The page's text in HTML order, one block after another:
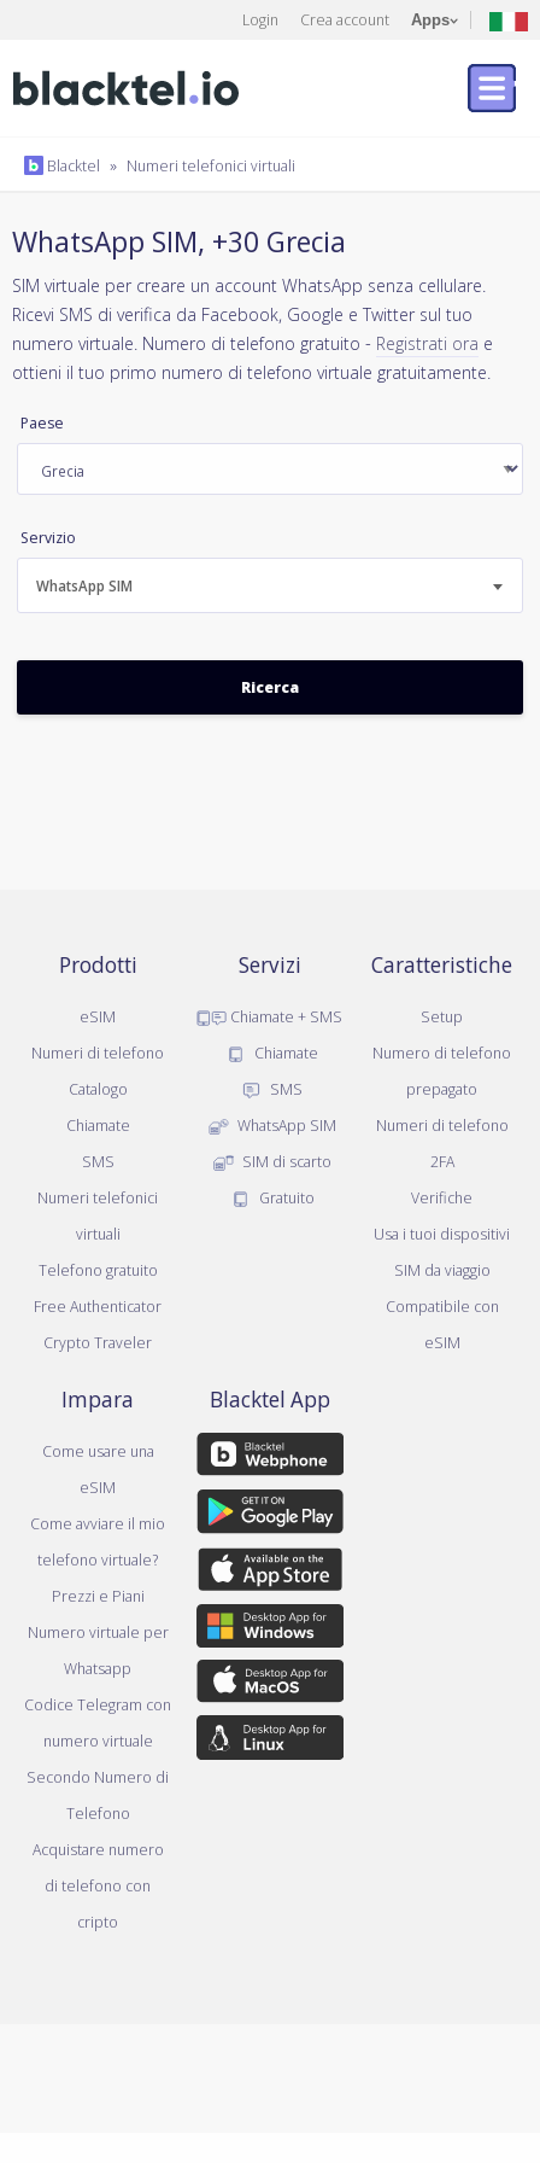
Login Crea account Apps
Blacktel » Numeri telefonici virtuali
WhatsApp SIM, +30 Grecia
SIM virtuale per creare un account WhatsApp senza cellulare.
Ricevi SMS di verifica da Facebook, Google e Twitter sul tuo
numero virtuale. Numero di telefono gratuito - Registrati ora e
ottieni il tuo primo numero di telefono virtuale gratuitamente.
Paese
Servizio
WhatsApp SIM
Prodotti
eSIM
Numeri di telefono
Catalogo
Chiamate
SMS
Numeri telefonici
virtuali
Telefono gratuito
Free Authenticator
Crypto Traveler
Servizi
Chiamate + SMS
Chiamate
SMS
WhatsApp SIM
SIM di scarto
Gratuito
Caratteristiche
Setup
Numero di telefono
prepagato
Numeri di telefono
2FA
Verifiche
Usa i tuoi dispositivi
SIM da viaggio
Compatibile con
eSIM
Impara
Come usare una
eSIM
Come avviare il mio
telefono virtuale?
Prezzi e Piani
Numero virtuale per
Whatsapp
Codice Telegram con
numero virtuale
Secondo Numero di
Telefono
Acquistare numero
di telefono con
cripto
Blacktel App